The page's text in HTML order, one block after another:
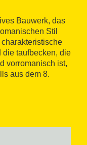
Bauwerk, das
Stil
die taufbecken, die
vorromanisch ist,
aus dem 8.
und kann